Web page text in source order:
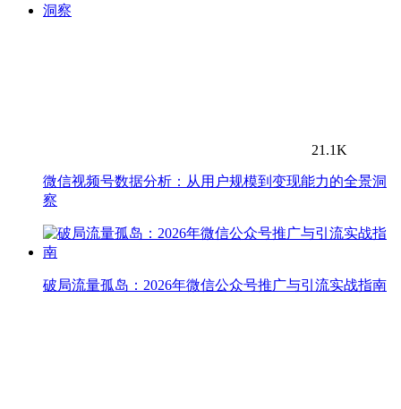
21.1K
微信视频号数据分析：从用户规模到变现能力的全景洞
察
破局流量孤岛：2026年微信公众号推广与引流实战指南